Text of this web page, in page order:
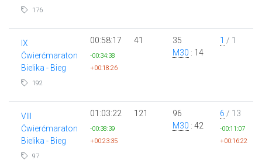
176
IX
Ćwierćmaraton
Bielika - Bieg
192
00:58:17
-00:34:38
+00:18:26
41
35
M30 : 14
1 / 1
VIII
Ćwierćmaraton
Bielika - Bieg
97
01:03:22
-00:38:39
+00:23:35
121
96
M30 : 42
6 / 13
-00:11:07
+00:16:22